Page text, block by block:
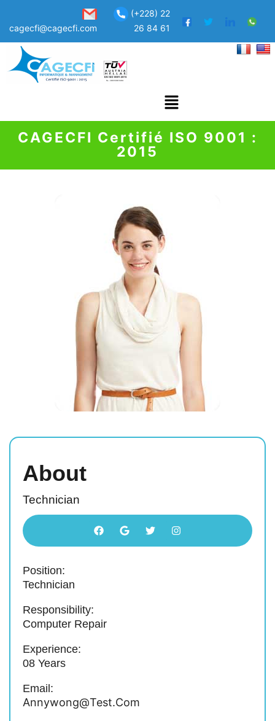
cagecfi@cagecfi.com
(+228) 22
26 84 61
CAGECFI Certifié ISO 9001 :
2015
About
Technician
Position:
Technician
Responsibility:
Computer Repair
Experience:
08 Years
Email:
Annywong@test.com